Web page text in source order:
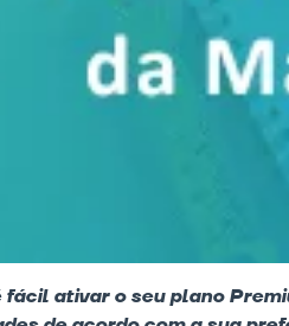
fácil ativar o seu plano